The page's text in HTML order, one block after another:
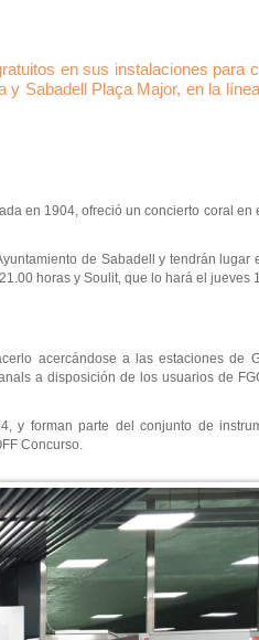
en sus instalaciones para
Sabadell Plaça Major, en la
en 1904, ofreció un concierto coral en
de Sabadell y tendrán lugar
horas y Soulit, que lo hará el jueves
acercándose a las estaciones de
a disposición de los usuarios de
y forman parte del conjunto de
Concurso.